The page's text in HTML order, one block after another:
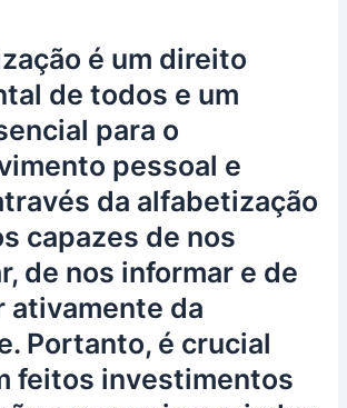
é um direito
de todos e um
para o
pessoal e
da alfabetização
capazes de nos
de nos informar e de
ativamente da
Portanto, é crucial
feitos investimentos